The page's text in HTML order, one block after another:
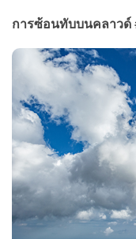
การซ้อนทับบนคลาวด์